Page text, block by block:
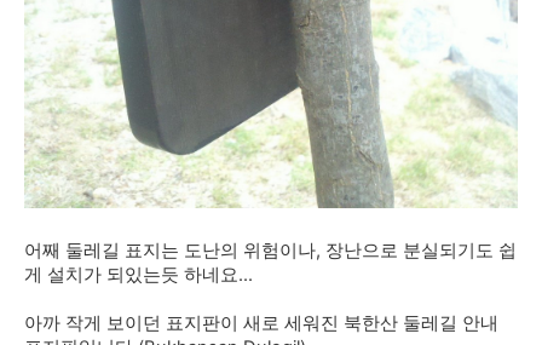
어째 둘레길 표지는 도난의 위험이나, 장난으로 분실되기도 쉽
게 설치가 되있는듯 하네요...
아까 작게 보이던 표지판이 새로 세워진 북한산 둘레길 안내